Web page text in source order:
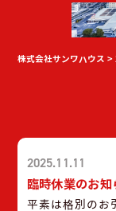
株式会社サンワハウス >
2025.11.11
臨時休業のお知
平素は格別のお